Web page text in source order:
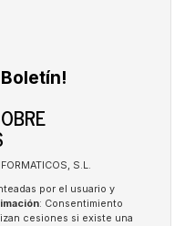
S.L.
por el usuario y
: Consentimiento
cesiones si existe una